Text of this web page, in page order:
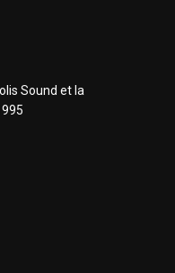
Sound et la